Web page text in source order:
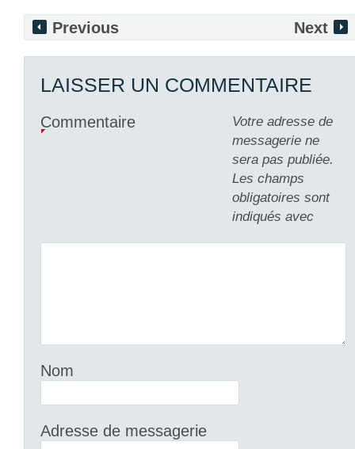
Previous Next
LAISSER UN COMMENTAIRE
Votre adresse de
messagerie ne
sera pas publiée.
Les champs
obligatoires sont
indiqués avec
Commentaire
Nom
Adresse de messagerie